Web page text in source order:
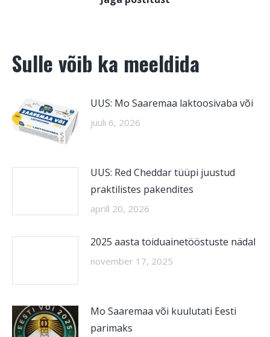
Sulle võib ka meeldida
UUS: Mo Saaremaa laktoosivaba või
juuli 6, 2026
UUS: Red Cheddar tüüpi juustud
praktilistes pakendites
aprill 20, 2026
2025 aasta toiduainetööstuste nädal
november 17, 2025
Mo Saaremaa või kuulutati Eesti
parimaks